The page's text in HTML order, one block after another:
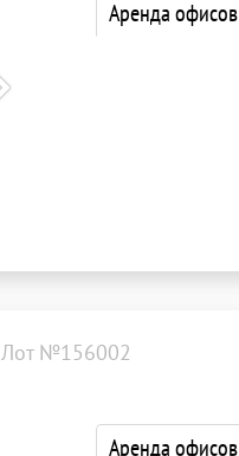
Аренда офисов
Лот №156002
Аренда офисов